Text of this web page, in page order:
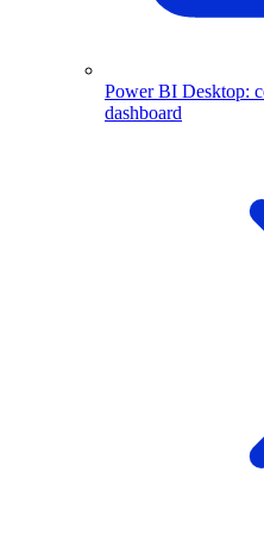
Power BI Desktop:
dashboard